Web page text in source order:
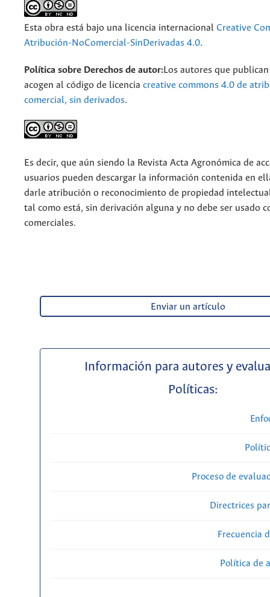
Esta obra está bajo una licencia internacional Creative
Atribución-NoComercial-SinDerivadas 4.0.
Política sobre Derechos de autor:Los autores que
acogen al código de licencia creative commons 4.0 de
comercial, sin derivados.
Es decir, que aún siendo la Revista Acta Agronómica de
usuarios pueden descargar la información contenida en
darle atribución o reconocimiento de propiedad
tal como está, sin derivación alguna y no debe ser usado
comerciales.
Enviar un artículo
Información para autores y
Políticas:
Proceso de
Directrices
Frecuencia
Política de